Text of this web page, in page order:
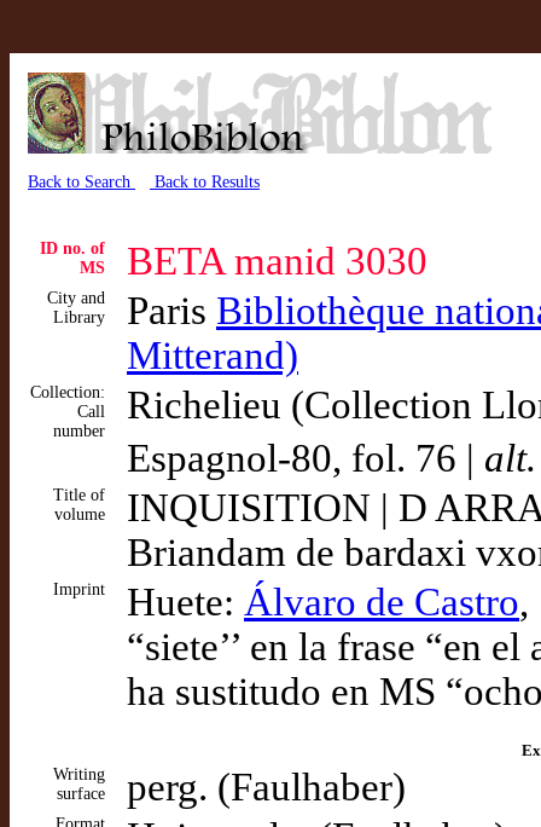
Back to Search Back to Results
ID no. of
MS
BETA manid 3030
City and
Library
Paris Bibliothèque
Mitterand)
Collection:
Call
number
Richelieu (Collection
Espagnol-80, fol. 76 | alt.
Title of
volume
INQUISITION | D
Briandam de bardaxi
Imprint Huete: Álvaro de Castro,
“siete’’ en la frase “en
ha sustitudo en MS
Writing
surface
perg. (Faulhaber)